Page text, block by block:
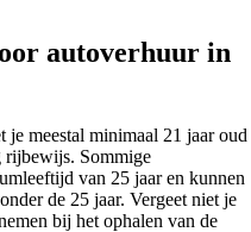
autoverhuur in
je meestal minimaal 21 jaar oud
rijbewijs. Sommige
van 25 jaar en kunnen
de 25 jaar. Vergeet niet je
bij het ophalen van de